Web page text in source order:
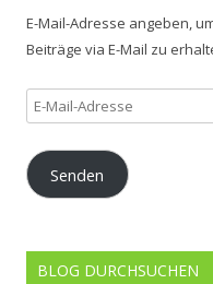
E-Mail-Adresse angeben,
Beiträge via E-Mail zu
E-
Mail-
Adresse
Senden
BLOG DURCHSUCHEN